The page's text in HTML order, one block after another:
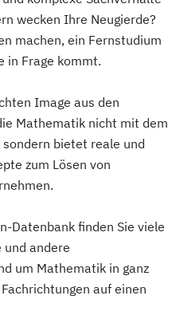
wecken Ihre Neugierde?
machen, ein Fernstudium
in Frage kommt.
Image aus den
Mathematik nicht mit dem
bietet reale und
zum Lösen von
Datenbank finden Sie viele
und andere
um Mathematik in ganz
auf einen